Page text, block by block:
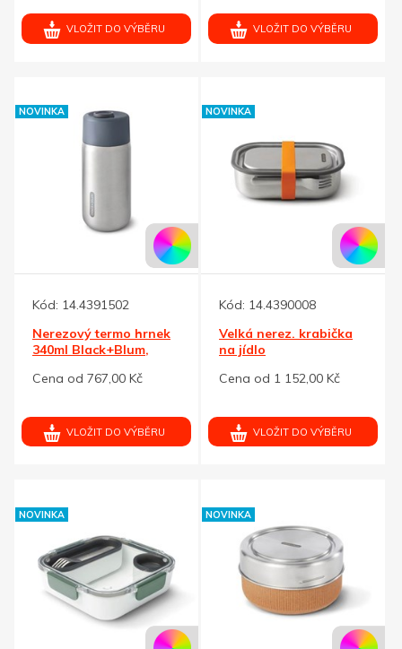
VLOŽIT DO VÝBĚRU VLOŽIT DO VÝBĚRU
NOVINKA
Kód: 14.4391502
Nerezový termo hrnek
340ml Black+Blum,
Cena od 767,00 Kč
VLOŽIT DO VÝBĚRU
NOVINKA
Kód: 14.4390008
Velká nerez. krabička
na jídlo
Cena od 1 152,00 Kč
VLOŽIT DO VÝBĚRU
NOVINKA NOVINKA